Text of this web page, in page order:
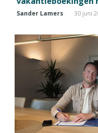
Sander Lamers 30 juni